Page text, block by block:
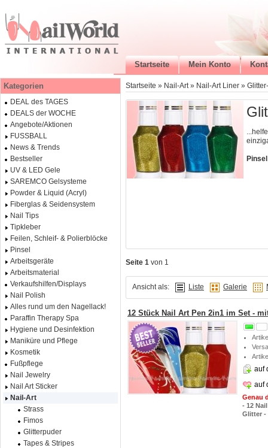
Startseite Mein Konto
Startseite » Nail-Art » Nail-Art Liner »
Seite 1 von 1
Ansicht als: Liste Galerie
12 Stück Nail Art Pen 2in1 im Set -
auf
auf
Genau
- 12
Glitter
Kategorien
DEAL des TAGES
DEALS der WOCHE
Angebote/Aktionen
FUSSBALL
News & Trends
Bestseller
UV & LED Gele
SAREMCO Gelsysteme
Powder & Liquid (Acryl)
Fiberglas & Seidensystem
Nail Tips
Tipkleber
Feilen, Schleif- & Polierblöcke
Pinsel
Arbeitsgeräte
Arbeitsmaterial
Verkaufshilfen/Displays
Nail Polish
Alles rund um den Nagellack!
Paraffin Therapy Spa
Hygiene und Desinfektion
Maniküre und Pflege
Kosmetik
Fußpflege
Nail Jewelry
Nail Art Sticker
Nail-Art
Strass
Fimos
Glitterpuder
Tapes & Stripes